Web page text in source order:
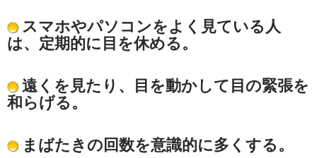
スマホやパソコンをよく見ている人
は、定期的に目を休める。
遠くを見たり、目を動かして目の緊張を
和らげる。
まばたきの回数を意識的に多くする。